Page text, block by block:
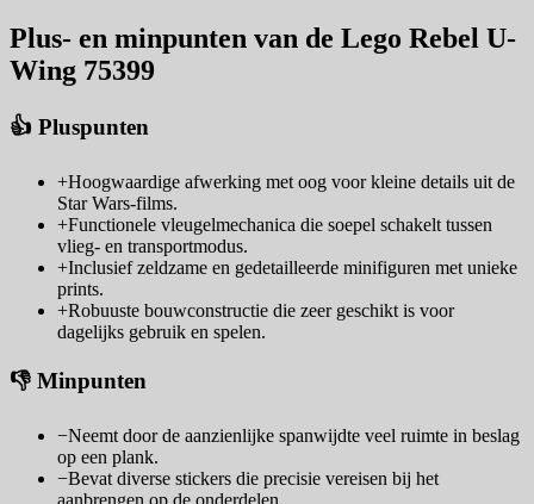
Plus- en minpunten van de Lego Rebel U-
Wing 75399
👍 Pluspunten
+Hoogwaardige afwerking met oog voor kleine details uit de
Star Wars-films.
+Functionele vleugelmechanica die soepel schakelt tussen
vlieg- en transportmodus.
+Inclusief zeldzame en gedetailleerde minifiguren met unieke
prints.
+Robuuste bouwconstructie die zeer geschikt is voor
dagelijks gebruik en spelen.
👎 Minpunten
−Neemt door de aanzienlijke spanwijdte veel ruimte in beslag
op een plank.
−Bevat diverse stickers die precisie vereisen bij het